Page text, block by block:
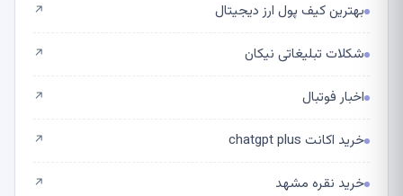
بهترین کیف پول ارز دیجیتال ↗
شکلات تبلیغاتی نیکان ↗
اخبار فوتبال ↗
خرید اکانت chatgpt plus ↗
خرید نقره مشهد ↗